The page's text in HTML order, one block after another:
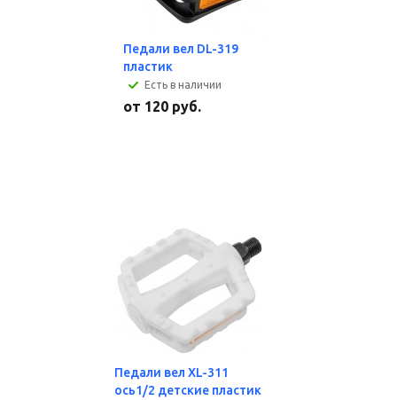
Педали вел DL-319
пластик
Есть в наличии
от 120 руб.
Педали вел XL-311
ось1/2 детские пластик